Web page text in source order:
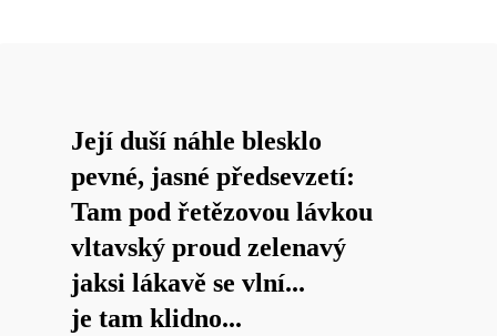
Její duší náhle blesklo
pevné, jasné předsevzetí:
Tam pod řetězovou lávkou
vltavský proud zelenavý
jaksi lákavě se vlní...
je tam klidno...